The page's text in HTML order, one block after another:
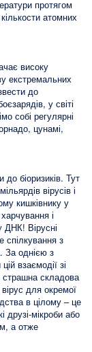
протягом
атомних
високу
екстремальних
до
у світі
собі регулярні
цунамі,
біоризиків. Тут
вірусів і
кишківнику у
і
ДНК! Вірусні
спілкування з
За однією з
взаємодії зі
страшна складова
для окремої
в цілому – це
друзі-мікроби або
а отже